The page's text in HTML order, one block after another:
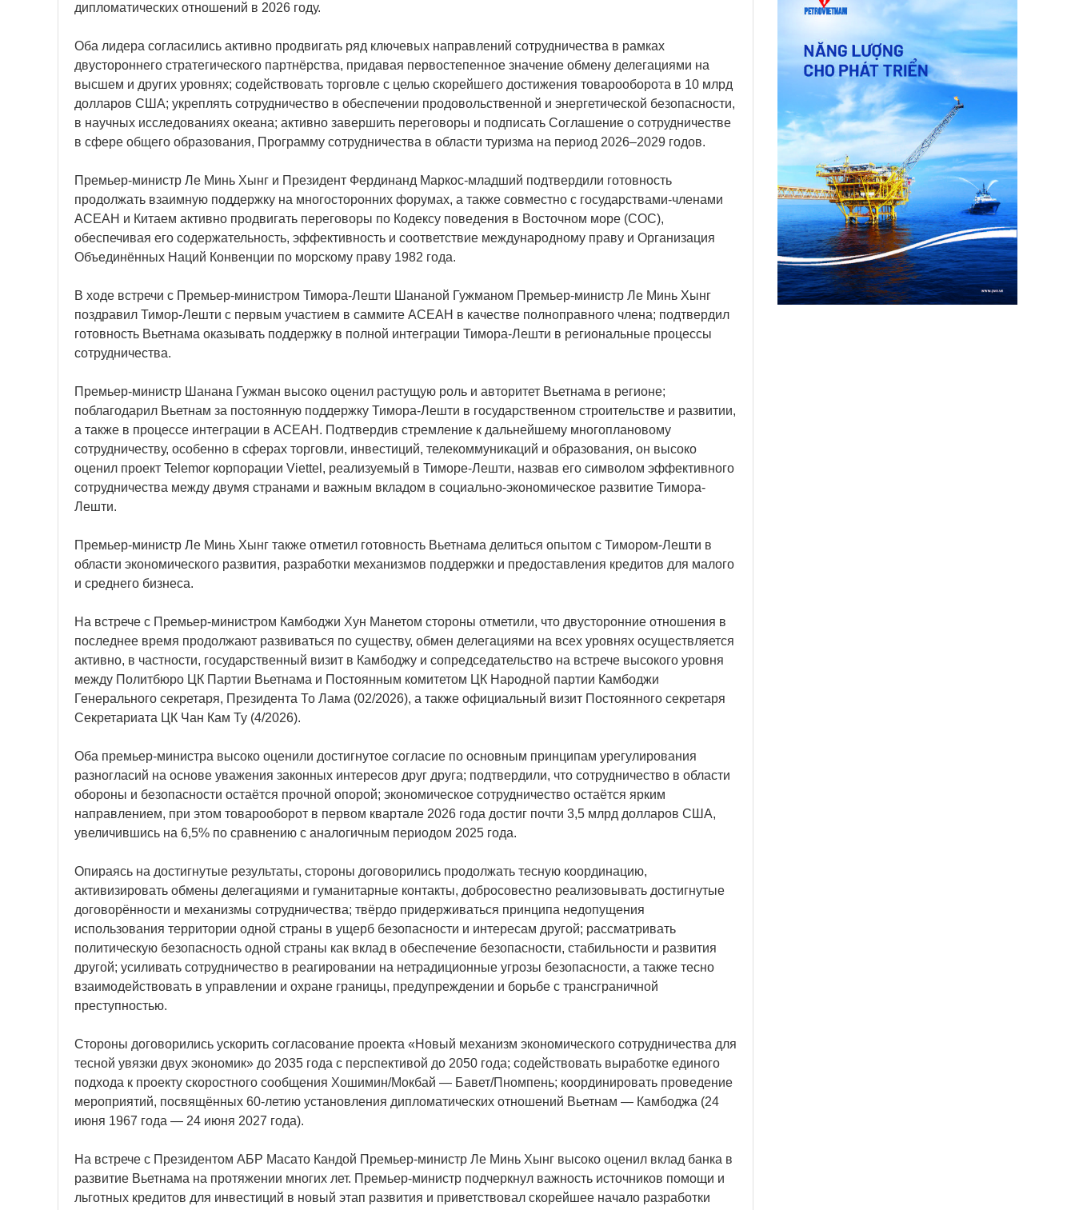
дипломатических отношений в 2026 году.
Оба лидера согласились активно продвигать ряд ключевых направлений сотрудничества в рамках
двустороннего стратегического партнёрства, придавая первостепенное значение обмену делегациями на
высшем и других уровнях; содействовать торговле с целью скорейшего достижения товарооборота в 10 млрд
долларов США; укреплять сотрудничество в обеспечении продовольственной и энергетической безопасности,
в научных исследованиях океана; активно завершить переговоры и подписать Соглашение о сотрудничестве
в сфере общего образования, Программу сотрудничества в области туризма на период 2026–2029 годов.
Премьер-министр Ле Минь Хынг и Президент Фердинанд Маркос-младший подтвердили готовность
продолжать взаимную поддержку на многосторонних форумах, а также совместно с государствами-членами
АСЕАН и Китаем активно продвигать переговоры по Кодексу поведения в Восточном море (COC),
обеспечивая его содержательность, эффективность и соответствие международному праву и Организация
Объединённых Наций Конвенции по морскому праву 1982 года.
В ходе встречи с Премьер-министром Тимора-Лешти Шананой Гужманом Премьер-министр Ле Минь Хынг
поздравил Тимор-Лешти с первым участием в саммите АСЕАН в качестве полноправного члена; подтвердил
готовность Вьетнама оказывать поддержку в полной интеграции Тимора-Лешти в региональные процессы
сотрудничества.
Премьер-министр Шанана Гужман высоко оценил растущую роль и авторитет Вьетнама в регионе;
поблагодарил Вьетнам за постоянную поддержку Тимора-Лешти в государственном строительстве и развитии,
а также в процессе интеграции в АСЕАН. Подтвердив стремление к дальнейшему многоплановому
сотрудничеству, особенно в сферах торговли, инвестиций, телекоммуникаций и образования, он высоко
оценил проект Telemor корпорации Viettel, реализуемый в Тиморе-Лешти, назвав его символом эффективного
сотрудничества между двумя странами и важным вкладом в социально-экономическое развитие Тимора-
Лешти.
Премьер-министр Ле Минь Хынг также отметил готовность Вьетнама делиться опытом с Тимором-Лешти в
области экономического развития, разработки механизмов поддержки и предоставления кредитов для малого
и среднего бизнеса.
На встрече с Премьер-министром Камбоджи Хун Манетом стороны отметили, что двусторонние отношения в
последнее время продолжают развиваться по существу, обмен делегациями на всех уровнях осуществляется
активно, в частности, государственный визит в Камбоджу и сопредседательство на встрече высокого уровня
между Политбюро ЦК Партии Вьетнама и Постоянным комитетом ЦК Народной партии Камбоджи
Генерального секретаря, Президента То Лама (02/2026), а также официальный визит Постоянного секретаря
Секретариата ЦК Чан Кам Ту (4/2026).
Оба премьер-министра высоко оценили достигнутое согласие по основным принципам урегулирования
разногласий на основе уважения законных интересов друг друга; подтвердили, что сотрудничество в области
обороны и безопасности остаётся прочной опорой; экономическое сотрудничество остаётся ярким
направлением, при этом товарооборот в первом квартале 2026 года достиг почти 3,5 млрд долларов США,
увеличившись на 6,5% по сравнению с аналогичным периодом 2025 года.
Опираясь на достигнутые результаты, стороны договорились продолжать тесную координацию,
активизировать обмены делегациями и гуманитарные контакты, добросовестно реализовывать достигнутые
договорённости и механизмы сотрудничества; твёрдо придерживаться принципа недопущения
использования территории одной страны в ущерб безопасности и интересам другой; рассматривать
политическую безопасность одной страны как вклад в обеспечение безопасности, стабильности и развития
другой; усиливать сотрудничество в реагировании на нетрадиционные угрозы безопасности, а также тесно
взаимодействовать в управлении и охране границы, предупреждении и борьбе с трансграничной
преступностью.
Стороны договорились ускорить согласование проекта «Новый механизм экономического сотрудничества для
тесной увязки двух экономик» до 2035 года с перспективой до 2050 года; содействовать выработке единого
подхода к проекту скоростного сообщения Хошимин/Мокбай — Бавет/Пномпень; координировать проведение
мероприятий, посвящённых 60-летию установления дипломатических отношений Вьетнам — Камбоджа (24
июня 1967 года — 24 июня 2027 года).
На встрече с Президентом АБР Масато Кандой Премьер-министр Ле Минь Хынг высоко оценил вклад банка в
развитие Вьетнама на протяжении многих лет. Премьер-министр подчеркнул важность источников помощи и
льготных кредитов для инвестиций в новый этап развития и приветствовал скорейшее начало разработки